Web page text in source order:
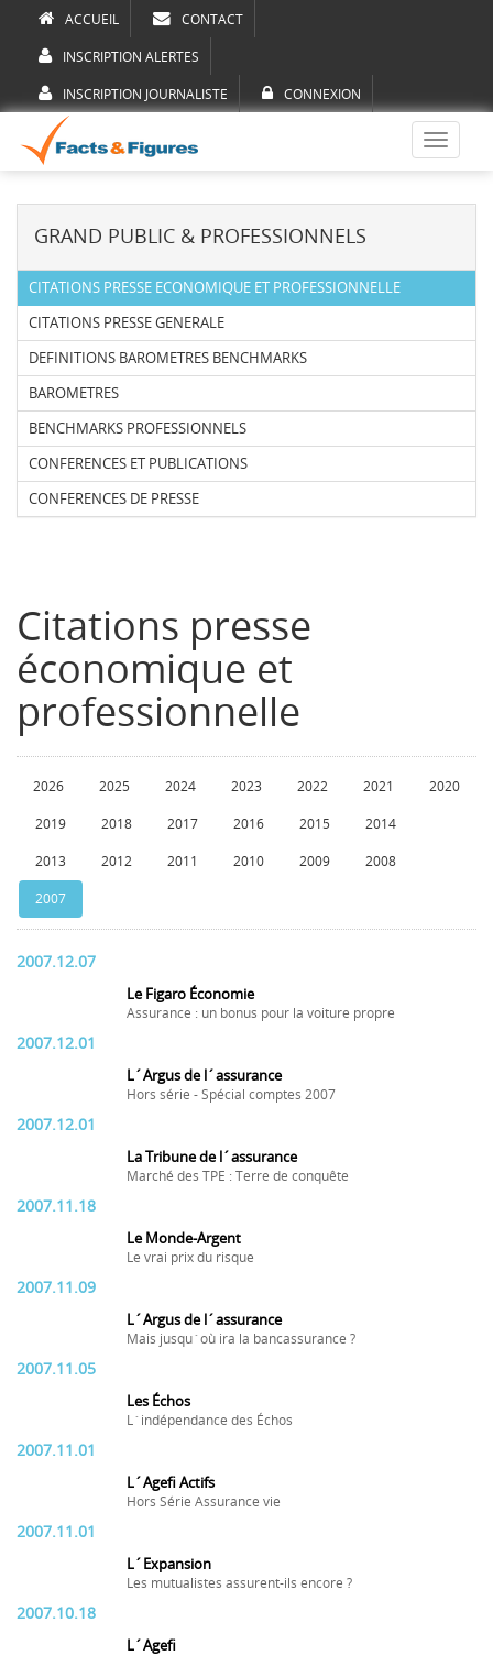
ACCUEIL CONTACT
INSCRIPTION ALERTES
INSCRIPTION JOURNALISTE CONNEXION
Toggle
GRAND PUBLIC & PROFESSIONNELS
CITATIONS PRESSE ECONOMIQUE ET PROFESSIONNELLE
CITATIONS PRESSE GENERALE
DEFINITIONS BAROMETRES BENCHMARKS
BAROMETRES
BENCHMARKS PROFESSIONNELS
CONFERENCES ET PUBLICATIONS
CONFERENCES DE PRESSE
Citations presse
économique et
professionnelle
2026 2025 2024 2023 2022 2021 2020
2019 2018 2017 2016 2015 2014
2013 2012 2011 2010 2009 2008
2007
2007.12.07
Le Figaro Économie
Assurance : un bonus pour la voiture propre
2007.12.01
L´Argus de l´assurance
Hors série - Spécial comptes 2007
2007.12.01
La Tribune de l´assurance
Marché des TPE : Terre de conquête
2007.11.18
Le Monde-Argent
Le vrai prix du risque
2007.11.09
L´Argus de l´assurance
Mais jusqu´où ira la bancassurance ?
2007.11.05
Les Échos
L´indépendance des Échos
2007.11.01
L´Agefi Actifs
Hors Série Assurance vie
2007.11.01
L´Expansion
Les mutualistes assurent-ils encore ?
2007.10.18
L´Agefi